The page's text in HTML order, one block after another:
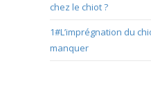
chez le chiot ?
1#L’imprégnation du
manquer